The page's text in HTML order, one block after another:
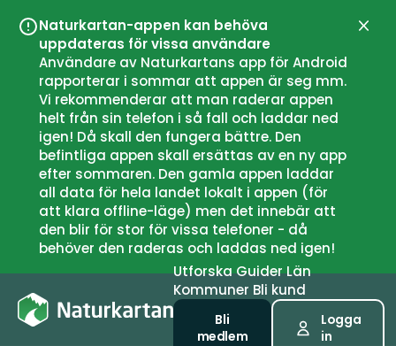
Naturkartan-appen kan behöva
uppdateras för vissa användare
Användare av Naturkartans app för Android
rapporterar i sommar att appen är seg mm.
Vi rekommenderar att man raderar appen
helt från sin telefon i så fall och laddar ned
igen! Då skall den fungera bättre. Den
befintliga appen skall ersättas av en ny app
efter sommaren. Den gamla appen laddar
all data för hela landet lokalt i appen (för
att klara offline-läge) men det innebär att
den blir för stor för vissa telefoner - då
behöver den raderas och laddas ned igen!
UtforskaGuiderLän
Kommuner Bli kund
Bli
medlem
Logga
in